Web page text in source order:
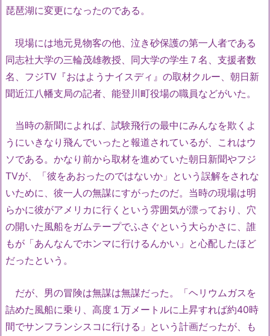
琵琶湖に変更になったのである。
現場には地元見物客の他、泣き砂保護の第一人者である
同志社大学の三輪茂雄教授、同大学の学生７名、支援者数
名、フジTV『おはようナイスディ』の取材クルー、朝日新
聞近江八幡支局の記者、能登川町役場の職員などがいた。
当時の新聞によれば、試験飛行の最中にみんなを欺くよ
うにいきなり飛んでいったと報道されているが、これはウ
ソである。かなり前から取材を進めていた朝日新聞やフジ
TVが、「彼をあおったのではないか」という誤解をされな
いために、彼一人の無謀にすがったのだ。当時の現場は明
らかに彼がアメリカに行くという雰囲気が漂っており、穴
の開いた風船をガムテープでふさぐという大らかさに、誰
もが「あんなんでホンマに行けるんかい」と心配したほど
だったという。
だが、男の冒険は無謀は無謀だった。「ヘリウムガスを
詰めた風船に乗り、高度１万メートルに上昇すれば約40時
間でサンフランシスコに行ける」という計画だったが、も